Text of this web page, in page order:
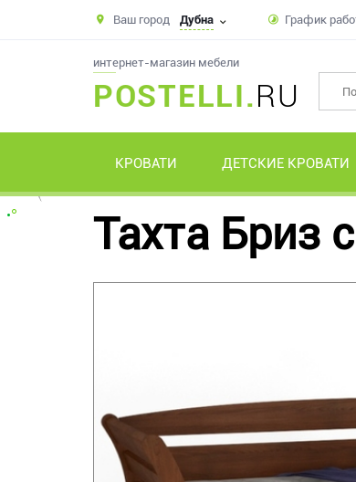
Ваш город Дубна График
интернет-магазин мебели
POSTELLI.RU
КРОВАТИ ДЕТСКИЕ КРОВАТИ
Тахта Бриз